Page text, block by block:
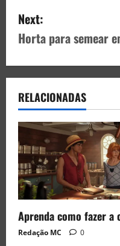
Next:
Horta para semear
RELACIONADAS
Aprenda como fazer a
Redação MC 0